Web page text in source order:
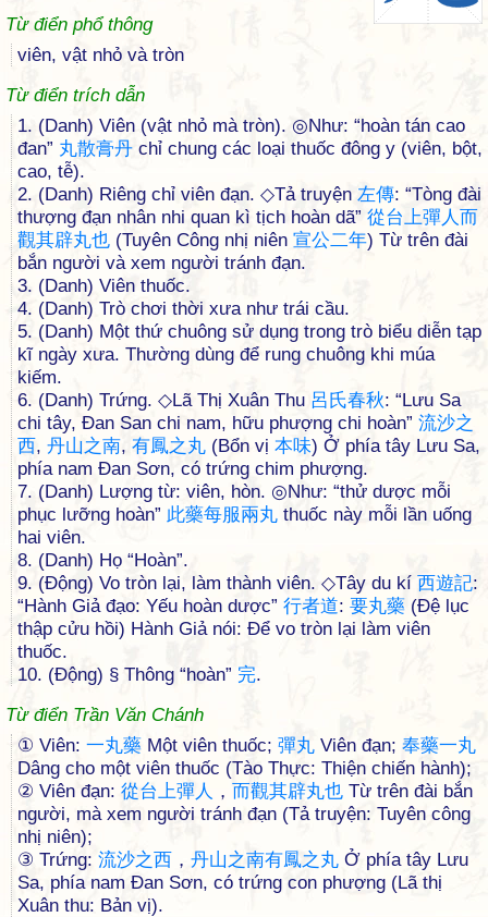
Từ điển phổ thông
viên, vật nhỏ và tròn
Từ điển trích dẫn
1. (Danh) Viên (vật nhỏ mà tròn). ◎Như: “hoàn tán cao
đan” 丸散膏丹 chỉ chung các loại thuốc đông y (viên, bột,
cao, tễ).
2. (Danh) Riêng chỉ viên đạn. ◇Tả truyện 左傳: “Tòng đài
thượng đạn nhân nhi quan kì tịch hoàn dã” 從台上彈人而
觀其辟丸也 (Tuyên Công nhị niên 宣公二年) Từ trên đài
bắn người và xem người tránh đạn.
3. (Danh) Viên thuốc.
4. (Danh) Trò chơi thời xưa như trái cầu.
5. (Danh) Một thứ chuông sử dụng trong trò biểu diễn tạp
kĩ ngày xưa. Thường dùng để rung chuông khi múa
kiếm.
6. (Danh) Trứng. ◇Lã Thị Xuân Thu 呂氏春秋: “Lưu Sa
chi tây, Đan San chi nam, hữu phượng chi hoàn” 流沙之
西, 丹山之南, 有鳳之丸 (Bổn vị 本味) Ở phía tây Lưu Sa,
phía nam Đan Sơn, có trứng chim phượng.
7. (Danh) Lượng từ: viên, hòn. ◎Như: “thử dược mỗi
phục lưỡng hoàn” 此藥每服兩丸 thuốc này mỗi lần uống
hai viên.
8. (Danh) Họ “Hoàn”.
9. (Động) Vo tròn lại, làm thành viên. ◇Tây du kí 西遊記:
“Hành Giả đạo: Yếu hoàn dược” 行者道: 要丸藥 (Đệ lục
thập cửu hồi) Hành Giả nói: Để vo tròn lại làm viên
thuốc.
10. (Động) § Thông “hoàn” 完.
Từ điển Trần Văn Chánh
① Viên: 一丸藥 Một viên thuốc; 彈丸 Viên đạn; 奉藥一丸
Dâng cho một viên thuốc (Tào Thực: Thiện chiến hành);
② Viên đạn: 從台上彈人 ， 而觀其辟丸也 Từ trên đài bắn
người, mà xem người tránh đạn (Tả truyện: Tuyên công
nhị niên);
③ Trứng: 流沙之西 ， 丹山之南有鳳之丸 Ở phía tây Lưu
Sa, phía nam Đan Sơn, có trứng con phượng (Lã thị
Xuân thu: Bản vị).